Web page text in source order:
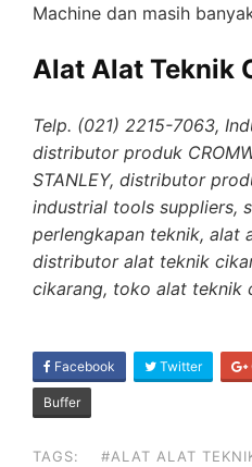
Machine dan masih
Alat Alat Teknik
Telp. (021) 2215-7063,
distributor produk
STANLEY, distributor
industrial tools suppliers,
perlengkapan teknik, alat
distributor alat teknik
cikarang, toko alat teknik
SHARE
ON
Facebook Twitter
Buffer
TAGS:
#ALAT ALAT